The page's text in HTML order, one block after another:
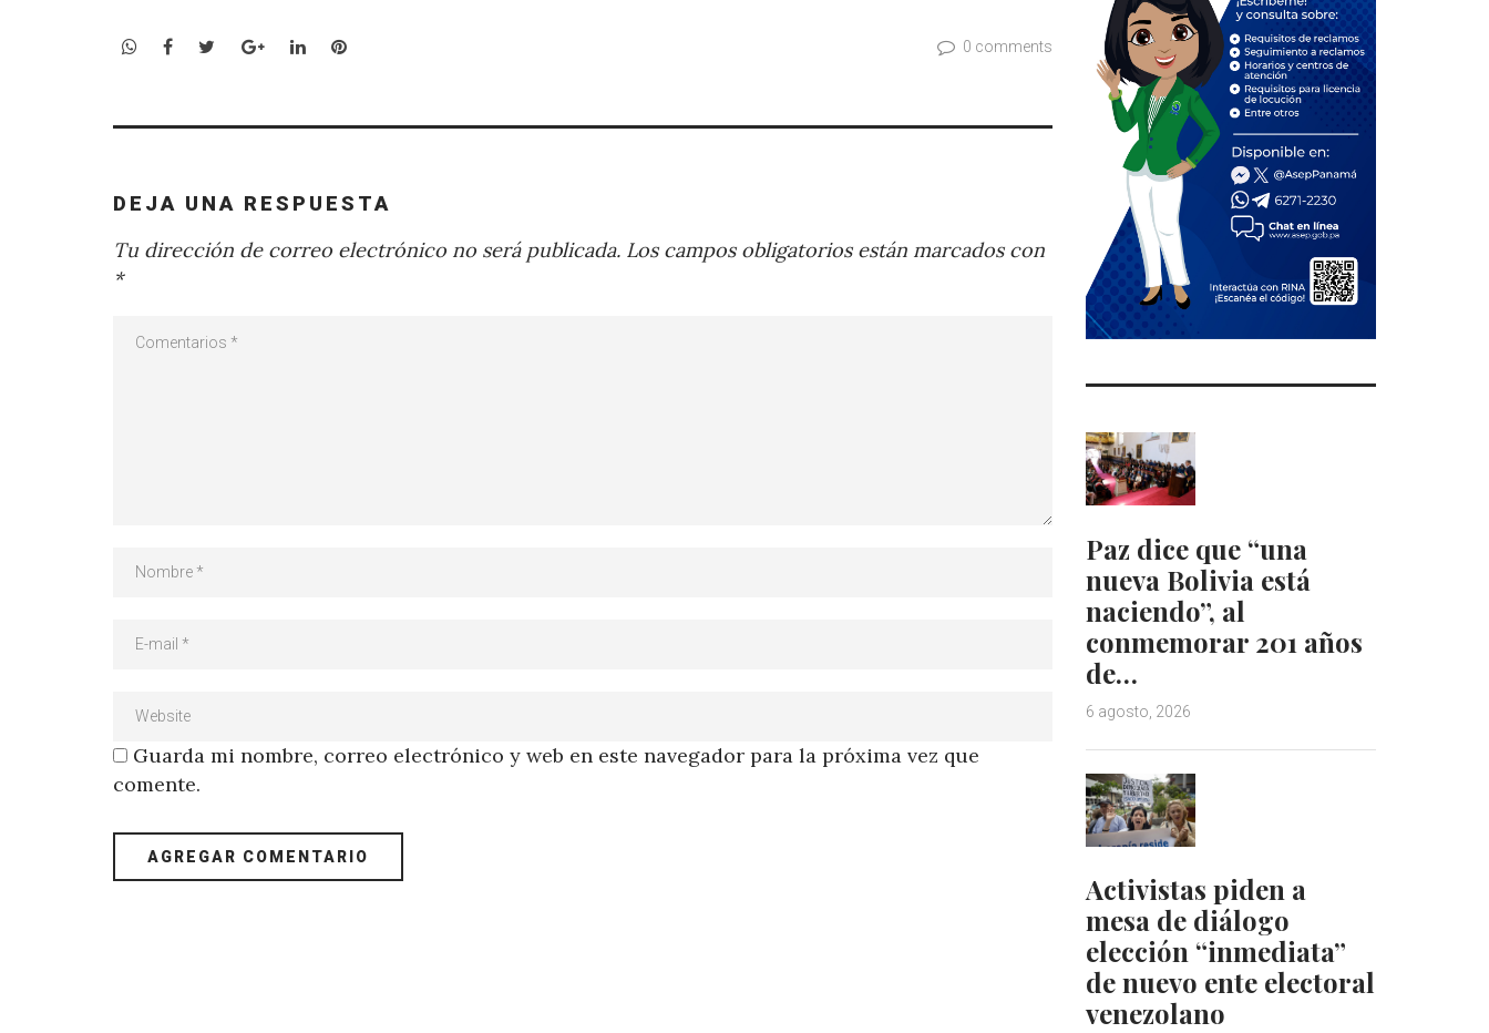
WhatsApp
Facebook
TwitterGoogle+LinkedInPinterest 0 comments
DEJA UNA RESPUESTA
Tu dirección de correo electrónico no será publicada. Los campos obligatorios están marcados con
*
Guarda mi nombre, correo electrónico y web en este navegador para la próxima vez que
comente.
Paz dice que “una
nueva Bolivia está
naciendo”, al
conmemorar 201 años
de…
6 agosto, 2026
Activistas piden a
mesa de diálogo
elección “inmediata”
de nuevo ente electoral
venezolano